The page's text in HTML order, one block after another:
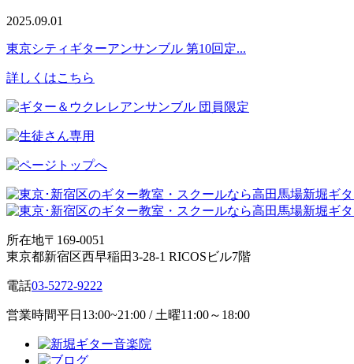
2025.09.01
東京シティギターアンサンブル 第10回定...
詳しくはこちら
所在地〒169-0051
東京都新宿区西早稲田3-28-1 RICOSビル7階
電話03-5272-9222
営業時間平日13:00~21:00 / 土曜11:00～18:00